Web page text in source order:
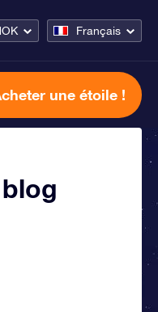
Français
une étoile !